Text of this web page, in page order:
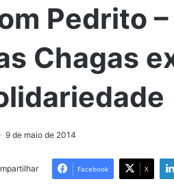
Pedrito
Chagas
9 de maio de 2014
Facebook X